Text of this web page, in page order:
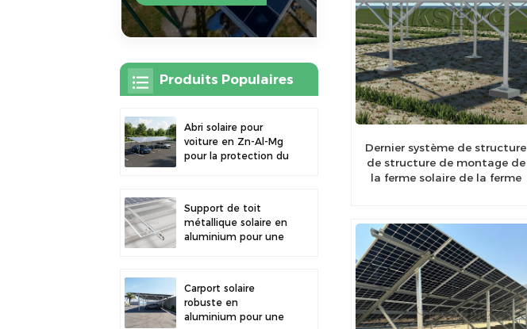
Dernier système de structure
de structure de montage de
la ferme solaire de la ferme
Produits Populaires
Abri solaire pour
voiture en Zn-Al-Mg
pour la protection du
solaire
Support de toit
métallique solaire en
aluminium pour une
panneaux
Carport solaire
robuste en
aluminium pour une